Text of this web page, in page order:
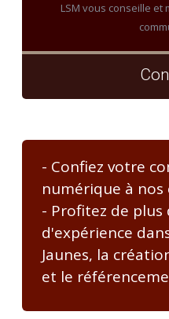
LSM vous conseille et
- Confiez votre
numérique à nos
- Profitez de plus
d'expérience
Jaunes, la
et le